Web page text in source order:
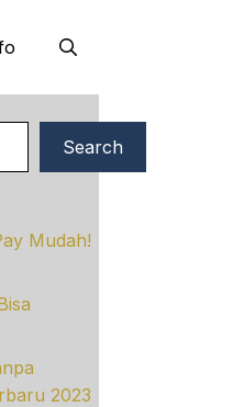
Search
Mudah!
2023